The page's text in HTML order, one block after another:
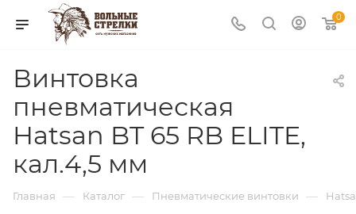
0
Винтовка
пневматическая
Hatsan BT 65 RB ELITE,
кал.4,5 мм
Главная — Каталог — Пневматические винтовки —